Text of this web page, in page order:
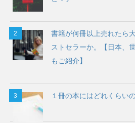
書籍が何冊以上売れたら
ストセラーか。【日本、
もご紹介】
１冊の本にはどれくらい